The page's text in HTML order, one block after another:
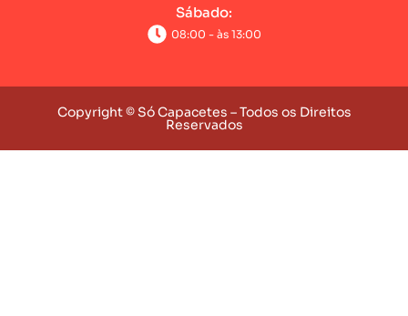
Sábado:
08:00 - às 13:00
Copyright © Só Capacetes – Todos os Direitos
Reservados